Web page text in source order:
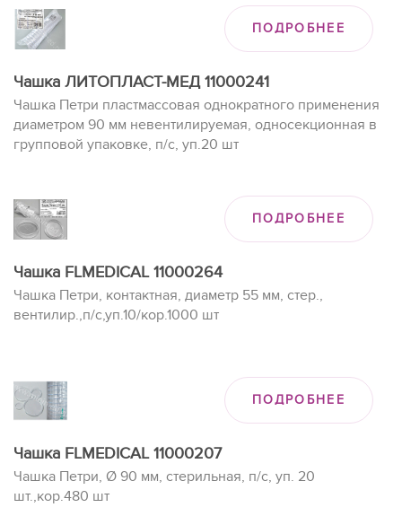
ПОДРОБНЕЕ
Чашка ЛИТОПЛАСТ-МЕД 11000241
Чашка Петри пластмассовая однократного применения
диаметром 90 мм невентилируемая, односекционная в
групповой упаковке, п/с, уп.20 шт
ПОДРОБНЕЕ
Чашка FLMEDICAL 11000264
Чашка Петри, контактная, диаметр 55 мм, стер.,
вентилир.,п/с,уп.10/кор.1000 шт
ПОДРОБНЕЕ
Чашка FLMEDICAL 11000207
Чашка Петри, Ø 90 мм, стерильная, п/с, уп. 20
шт.,кор.480 шт